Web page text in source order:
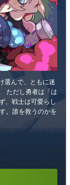
選んで、ともに迷
ただし勇者は「は
、戦士は可愛らし
。誰を救うのかを